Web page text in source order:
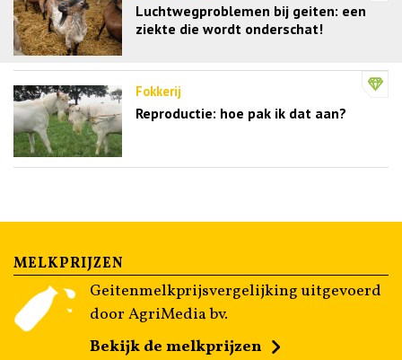
Luchtwegproblemen bij geiten: een
ziekte die wordt onderschat!
Fokkerij
Reproductie: hoe pak ik dat aan?
MELKPRIJZEN
Geitenmelkprijsvergelijking uitgevoerd
door AgriMedia bv.
Bekijk de melkprijzen